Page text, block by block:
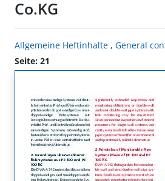
Co.KG
Allgemeine Heftinhalte , General
Seite: 21